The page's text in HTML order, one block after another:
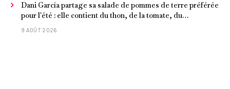
Dani García partage sa salade de pommes de terre préférée
pour l'été : elle contient du thon, de la tomate, du
concombre et de l'œuf
9 AOÛT 2026